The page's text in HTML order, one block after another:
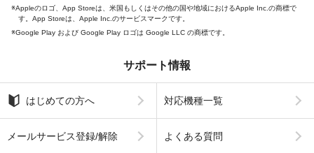
Appleのロゴ、App Storeは、米国もしくはその他の国や地域におけるApple Inc.の商標で
す。App Storeは、Apple Inc.のサービスマークです。
Google Play および Google Play ロゴは Google LLC の商標です。
サポート情報
はじめての方へ 対応機種一覧
メールサービス登録/解除 よくある質問